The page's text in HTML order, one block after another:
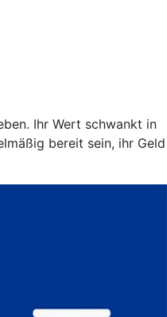
Ihr Wert schwankt in
bereit sein, ihr Geld